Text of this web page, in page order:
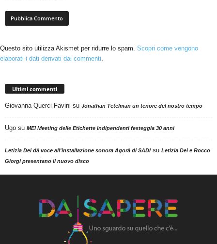
Questo sito utilizza Akismet per ridurre lo spam. Scopri come vengono
elaborati i dati derivati dai commenti.
Ultimi commenti
Giovanna Querci Favini su Jonathan Tetelman un tenore del nostro tempo
Ugo su MEI Meeting delle Etichette Indipendenti festeggia 30 anni
Letizia Dei dà voce all'installazione sonora Agorà di SADIsu Letizia Dei e Rocco
Giorgi presentano il nuovo disco